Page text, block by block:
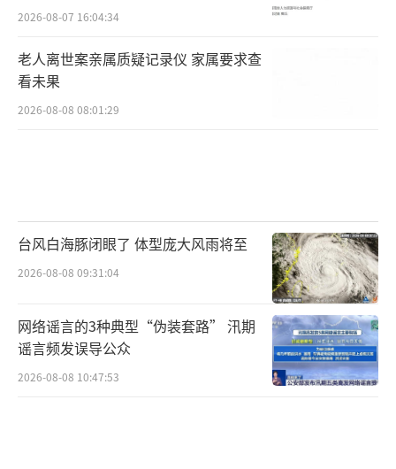
2026-08-07 16:04:34
老人离世案亲属质疑记录仪 家属要求查
看未果
2026-08-08 08:01:29
台风白海豚闭眼了 体型庞大风雨将至
2026-08-08 09:31:04
网络谣言的3种典型“伪装套路” 汛期
谣言频发误导公众
2026-08-08 10:47:53